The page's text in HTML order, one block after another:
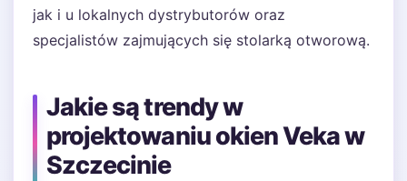
jak i u lokalnych dystrybutorów oraz
specjalistów zajmujących się stolarką otworową.
Jakie są trendy w
projektowaniu okien Veka w
Szczecinie